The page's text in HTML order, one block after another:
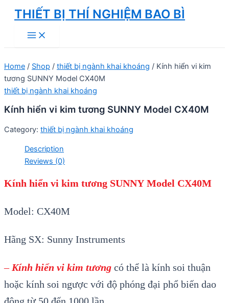
Skip
content
THIẾT BỊ THÍ NGHIỆM BAO BÌ
Main
Menu
Home / Shop / thiết bị ngành khai khoáng / Kính hiển vi kim
tương SUNNY Model CX40M
thiết bị ngành khai khoáng
Kính hiển vi kim tương SUNNY Model CX40M
Category: thiết bị ngành khai khoáng
Description
Reviews (0)
Kính hiển vi kim tương SUNNY Model CX40M
Model: CX40M
Hãng SX: Sunny Instruments
– Kính hiển vi kim tương có thể là kính soi thuận
hoặc kính soi ngược với độ phóng đại phổ biến dao
động từ 50 đến 1000 lần.